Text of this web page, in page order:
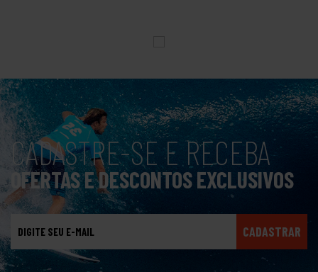
CADASTRE-SE E RECEBA
OFERTAS E DESCONTOS EXCLUSIVOS
CADASTRAR